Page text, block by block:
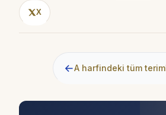
X
←A harfindeki tüm